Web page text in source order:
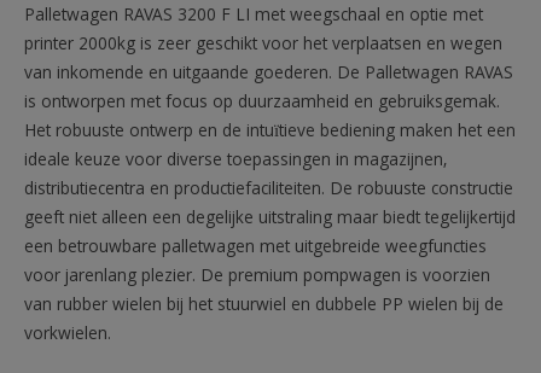
Palletwagen RAVAS 3200 F LI met weegschaal en optie met
printer 2000kg is zeer geschikt voor het verplaatsen en wegen
van inkomende en uitgaande goederen. De Palletwagen RAVAS
is ontworpen met focus op duurzaamheid en gebruiksgemak.
Het robuuste ontwerp en de intuïtieve bediening maken het een
ideale keuze voor diverse toepassingen in magazijnen,
distributiecentra en productiefaciliteiten. De robuuste constructie
geeft niet alleen een degelijke uitstraling maar biedt tegelijkertijd
een betrouwbare palletwagen met uitgebreide weegfuncties
voor jarenlang plezier. De premium pompwagen is voorzien
van rubber wielen bij het stuurwiel en dubbele PP wielen bij de
vorkwielen.